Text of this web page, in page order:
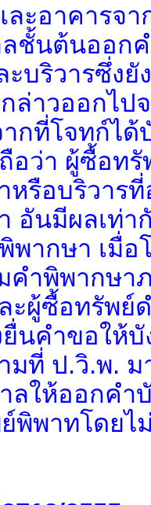
อาคารจา
ชั้นต้นออกค
บริวารซึ่ง
ล่าวออกไ
กที่โจทก์ไ
ว่า ผู้ซื้อทรั
รือบริวาร
อันมีผลเท่า
พากษา เมื่
คำพิพากษ
ผู้ซื้อทรัพย์
ยื่นคำขอใ
มที่ ป.วิ.พ.
ให้ออกคำ
พิพาทโดยไ